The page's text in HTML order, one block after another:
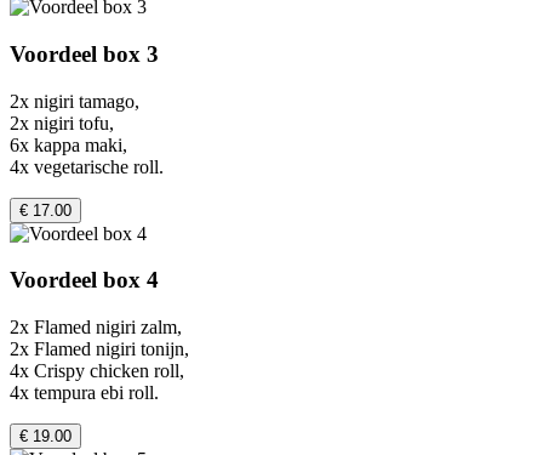
Voordeel box 3
2x nigiri tamago,
2x nigiri tofu,
6x kappa maki,
4x vegetarische roll.
€ 17.00
Voordeel box 4
2x Flamed nigiri zalm,
2x Flamed nigiri tonijn,
4x Crispy chicken roll,
4x tempura ebi roll.
€ 19.00